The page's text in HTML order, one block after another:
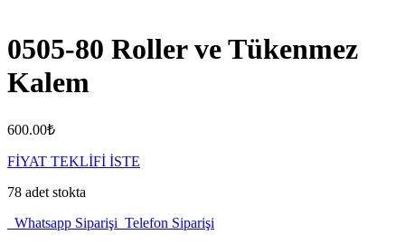
0505-80 Roller ve Tükenmez
Kalem
600.00₺
FİYAT TEKLİFİ İSTE
78 adet stokta
Whatsapp Siparişi Telefon Siparişi